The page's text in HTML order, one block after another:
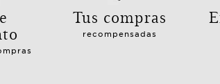
Tus compras
recompensadas